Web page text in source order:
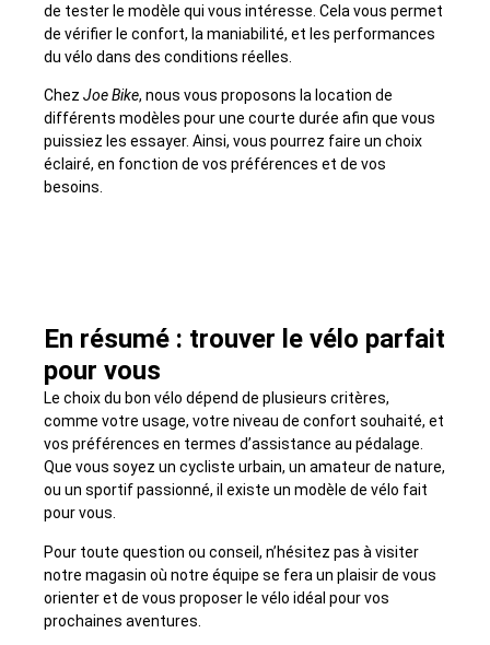
de tester le modèle qui vous intéresse. Cela vous permet
de vérifier le confort, la maniabilité, et les performances
du vélo dans des conditions réelles.
Chez Joe Bike, nous vous proposons la location de
différents modèles pour une courte durée afin que vous
puissiez les essayer. Ainsi, vous pourrez faire un choix
éclairé, en fonction de vos préférences et de vos
besoins.
En résumé : trouver le vélo parfait
pour vous
Le choix du bon vélo dépend de plusieurs critères,
comme votre usage, votre niveau de confort souhaité, et
vos préférences en termes d’assistance au pédalage.
Que vous soyez un cycliste urbain, un amateur de nature,
ou un sportif passionné, il existe un modèle de vélo fait
pour vous.
Pour toute question ou conseil, n’hésitez pas à visiter
notre magasin où notre équipe se fera un plaisir de vous
orienter et de vous proposer le vélo idéal pour vos
prochaines aventures.